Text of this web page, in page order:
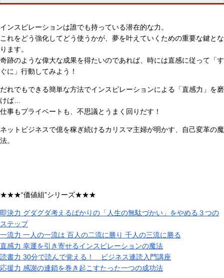
インスピレーションは誰でも持っている潜在的な力。
これをどう強化してどう使うかが、夢を叶えていくための重要な鍵とな
ります。
奇跡のような偉大な成果を得たいのであれば、時には直感に従って「す
ぐに」行動してみよう！
だれでもできる簡単な方法でインスピレーションによる「直感力」を磨
けば…
仕事もプライベートも、不思議とうまく回りだす！
ネットビジネスで億を稼ぎ続けるカリスマ主婦が明かす、自己変革の魔
法。
★★★“価値組”シリーズ★★★
即決力 グダグダ考えるばかりの「人生の無駄づかい」をやめる３つの
ステップ
一流力 一人の一流は 百人の二流に勝り 千人の三流に勝る
直感力 幸運を引き寄せるインスピレーションの魔法
読書力 30分で読んで覚える！ ビジネス連読入門講座
応援力 感謝の連鎖を巻き起こすたった一つの成功法